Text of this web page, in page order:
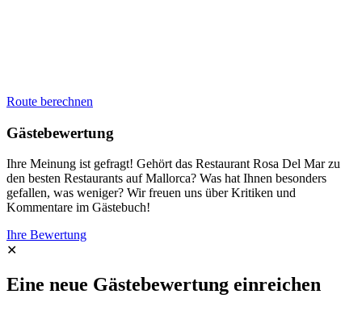
Route berechnen
Gästebewertung
Ihre Meinung ist gefragt! Gehört das Restaurant Rosa Del Mar zu
den besten Restaurants auf Mallorca? Was hat Ihnen besonders
gefallen, was weniger? Wir freuen uns über Kritiken und
Kommentare im Gästebuch!
Ihre Bewertung
✕
Eine neue Gästebewertung einreichen